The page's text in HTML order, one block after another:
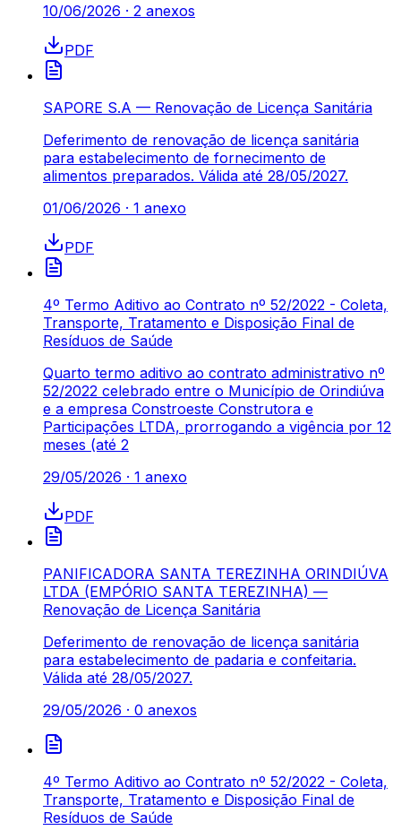
10/06/2026 · 2 anexos
PDF
SAPORE S.A — Renovação de Licença Sanitária
Deferimento de renovação de licença sanitária
para estabelecimento de fornecimento de
alimentos preparados. Válida até 28/05/2027.
01/06/2026 · 1 anexo
PDF
4º Termo Aditivo ao Contrato nº 52/2022 - Coleta,
Transporte, Tratamento e Disposição Final de
Resíduos de Saúde
Quarto termo aditivo ao contrato administrativo nº
52/2022 celebrado entre o Município de Orindiúva
e a empresa Constroeste Construtora e
Participações LTDA, prorrogando a vigência por 12
meses (até 2
29/05/2026 · 1 anexo
PDF
PANIFICADORA SANTA TEREZINHA ORINDIÚVA
LTDA (EMPÓRIO SANTA TEREZINHA) —
Renovação de Licença Sanitária
Deferimento de renovação de licença sanitária
para estabelecimento de padaria e confeitaria.
Válida até 28/05/2027.
29/05/2026 · 0 anexos
4º Termo Aditivo ao Contrato nº 52/2022 - Coleta,
Transporte, Tratamento e Disposição Final de
Resíduos de Saúde